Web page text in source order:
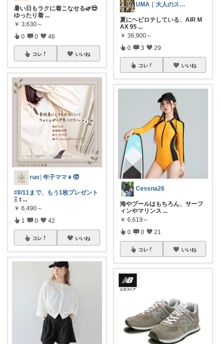
暑い日もラクに着こなせる🌿😎
ゆったり着 ...
￥ 3,630～
0 0 46
コレ いいね
ruo│年子ママ👦🧒
#8/11まで、もう1枚プレゼント
Ξ t ...
￥ 6,490～
1 0 42
コレ いいね
UMA｜大人のスニーカーと仕事道具
夏にヘビロテしている、AIR M
AX 95 ...
￥ 36,900～
0 3 29
コレ いいね
Cessna26
海やプールはもちろん、サーフ
ィンやマリンス ...
￥ 6,619～
0 0 21
コレ いいね